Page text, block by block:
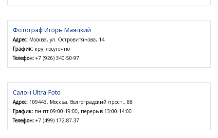
Фотограф Игорь Маяцкий
Адрес: Москва, ул. Островитянова, 14
График: круглосуточно
Телефон: +7 (926) 340-50-97
Салон Ultra-Foto
Адрес: 109443, Москва, Волгоградский просп., 88
График: пн-пт 09:00-19:00, перерыв 13:00-14:00
Телефон: +7 (499) 172-87-37